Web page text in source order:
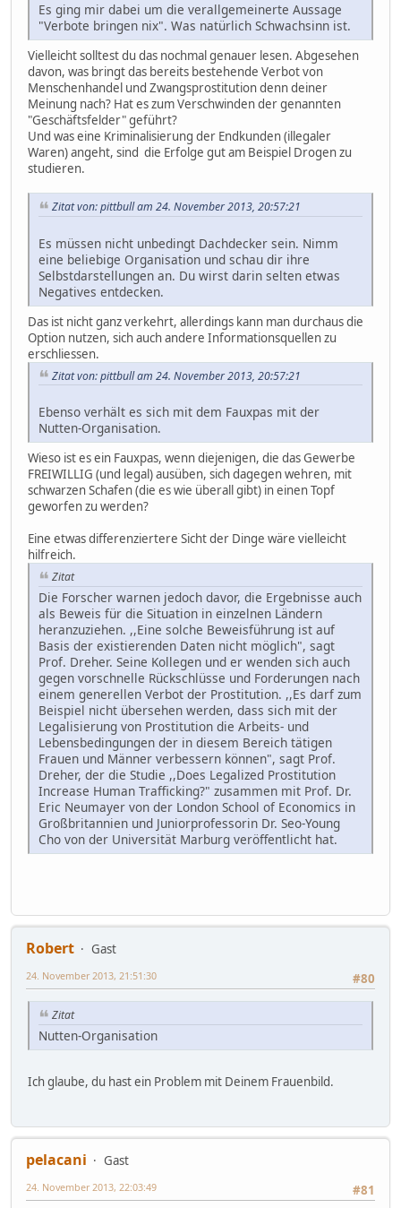
Es ging mir dabei um die verallgemeinerte Aussage
"Verbote bringen nix". Was natürlich Schwachsinn ist.
Vielleicht solltest du das nochmal genauer lesen. Abgesehen
davon, was bringt das bereits bestehende Verbot von
Menschenhandel und Zwangsprostitution denn deiner
Meinung nach? Hat es zum Verschwinden der genannten
"Geschäftsfelder" geführt?
Und was eine Kriminalisierung der Endkunden (illegaler
Waren) angeht, sind die Erfolge gut am Beispiel Drogen zu
studieren.
Zitat von: pittbull am 24. November 2013, 20:57:21
Es müssen nicht unbedingt Dachdecker sein. Nimm
eine beliebige Organisation und schau dir ihre
Selbstdarstellungen an. Du wirst darin selten etwas
Negatives entdecken.
Das ist nicht ganz verkehrt, allerdings kann man durchaus die
Option nutzen, sich auch andere Informationsquellen zu
erschliessen.
Zitat von: pittbull am 24. November 2013, 20:57:21
Ebenso verhält es sich mit dem Fauxpas mit der
Nutten-Organisation.
Wieso ist es ein Fauxpas, wenn diejenigen, die das Gewerbe
FREIWILLIG (und legal) ausüben, sich dagegen wehren, mit
schwarzen Schafen (die es wie überall gibt) in einen Topf
geworfen zu werden?
Eine etwas differenziertere Sicht der Dinge wäre vielleicht
hilfreich.
Zitat
Die Forscher warnen jedoch davor, die Ergebnisse auch
als Beweis für die Situation in einzelnen Ländern
heranzuziehen. ,,Eine solche Beweisführung ist auf
Basis der existierenden Daten nicht möglich", sagt
Prof. Dreher. Seine Kollegen und er wenden sich auch
gegen vorschnelle Rückschlüsse und Forderungen nach
einem generellen Verbot der Prostitution. ,,Es darf zum
Beispiel nicht übersehen werden, dass sich mit der
Legalisierung von Prostitution die Arbeits- und
Lebensbedingungen der in diesem Bereich tätigen
Frauen und Männer verbessern können", sagt Prof.
Dreher, der die Studie ,,Does Legalized Prostitution
Increase Human Trafficking?" zusammen mit Prof. Dr.
Eric Neumayer von der London School of Economics in
Großbritannien und Juniorprofessorin Dr. Seo-Young
Cho von der Universität Marburg veröffentlicht hat.
Robert
Gast
#80
24. November 2013, 21:51:30
Zitat
Nutten-Organisation
Ich glaube, du hast ein Problem mit Deinem Frauenbild.
pelacani
Gast
#81
24. November 2013, 22:03:49